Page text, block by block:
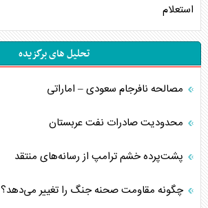
استعلام
تحلیل های برگزیده
مصالحه نافرجام سعودی – اماراتی
محدودیت صادرات نفت عربستان
پشت‌پرده خشم ترامپ از رسانه‌های منتقد
چگونه مقاومت صحنه جنگ را تغییر می‌دهد؟